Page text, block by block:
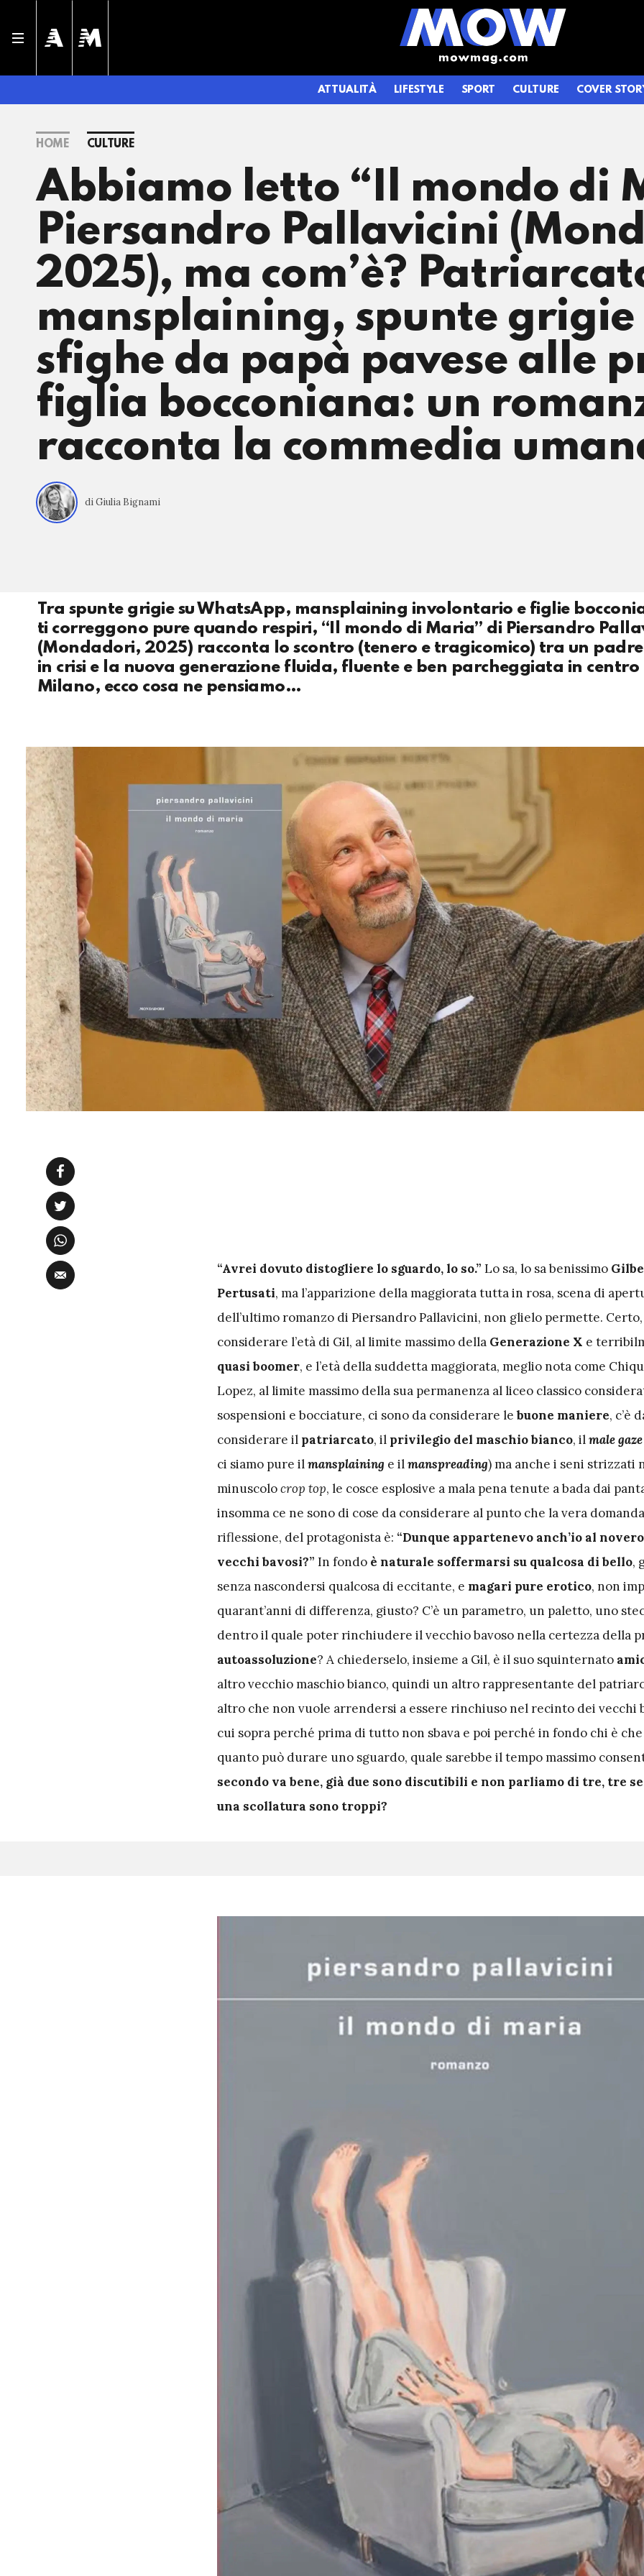
ATTUALITÀ LIFESTYLE SPORT CULTURE COVER
HOME CULTURE
Abbiamo letto “Il mondo di
Piersandro Pallavicini
2025), ma com’è?
mansplaining, spunte
sfighe da papà pavese alle
figlia bocconiana: un
racconta la commedia
di Giulia Bignami
Tra spunte grigie su WhatsApp, mansplaining involontario e figlie
ti correggono pure quando respiri, “Il mondo di Maria” di Piersandro
(Mondadori, 2025) racconta lo scontro (tenero e tragicomico) tra un padre
in crisi e la nuova generazione fluida, fluente e ben parcheggiata in centro
Milano, ecco cosa ne pensiamo…
“Avrei dovuto distogliere lo sguardo, lo so.” Lo sa, lo sa benissimo
Pertusati, ma l’apparizione della maggiorata tutta in rosa, scena di
dell’ultimo romanzo di Piersandro Pallavicini, non glielo permette. Certo,
considerare l’età di Gil, al limite massimo della Generazione X e
quasi boomer, e l’età della suddetta maggiorata, meglio nota come
Lopez, al limite massimo della sua permanenza al liceo classico
sospensioni e bocciature, ci sono da considerare lebuone maniere, c’è
considerare il patriarcato, il privilegio del maschio bianco, ilmale gaze
ci siamo pure ilmansplaining e ilmanspreading) ma anche i seni strizzati
minuscolocrop top, le cosce esplosive a mala pena tenute a bada dai
insomma ce ne sono di cose da considerare al punto che la vera
riflessione, del protagonista è: “Dunque appartenevo anch’io al
vecchi bavosi?” In fondo è naturale soffermarsi su qualcosa di bello,
senza nascondersi qualcosa di eccitante, e magari pure erotico, non
quarant’anni di differenza, giusto? C’è un parametro, un paletto, uno
dentro il quale poter rinchiudere il vecchio bavoso nella certezza della
autoassoluzione? A chiederselo, insieme a Gil, è il suo squinternato
altro vecchio maschio bianco, quindi un altro rappresentante del
altro che non vuole arrendersi a essere rinchiuso nel recinto dei vecchi
cui sopra perché prima di tutto non sbava e poi perché in fondo chi è
quanto può durare uno sguardo, quale sarebbe il tempo massimo
secondo va bene, già due sono discutibili e non parliamo di tre, tre
una scollatura sono troppi?